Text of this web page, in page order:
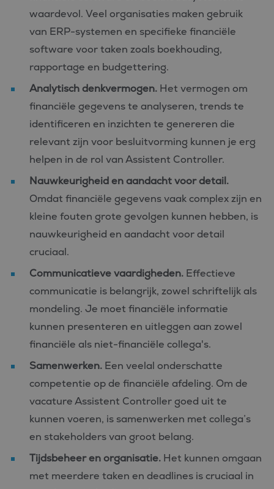
waardevol. Veel organisaties maken gebruik
van ERP-systemen en specifieke financiële
software voor taken zoals boekhouding,
rapportage en budgettering.
Analytisch denkvermogen. Het vermogen om
financiële gegevens te analyseren, trends te
identificeren en inzichten te genereren die
relevant zijn voor besluitvorming kunnen je erg
helpen in de rol van Assistent Controller.
Nauwkeurigheid en aandacht voor detail.
Omdat financiële gegevens vaak complex zijn en
kleine fouten grote gevolgen kunnen hebben, is
nauwkeurigheid en aandacht voor detail
cruciaal.
Communicatieve vaardigheden. Effectieve
communicatie is belangrijk, zowel schriftelijk als
mondeling. Je moet financiële informatie
kunnen presenteren en uitleggen aan zowel
financiële als niet-financiële collega's.
Samenwerken. Een veelal onderschatte
competentie op de financiële afdeling. Om de
vacature Assistent Controller goed uit te
kunnen voeren, is samenwerken met collega’s
en stakeholders van groot belang.
Tijdsbeheer en organisatie. Het kunnen omgaan
met meerdere taken en deadlines is cruciaal in